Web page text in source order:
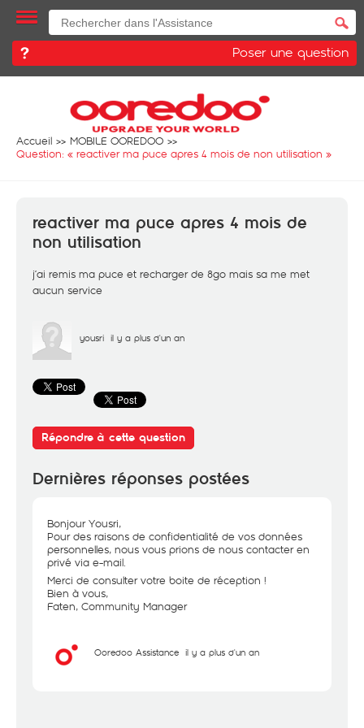
Poser une question
Accueil
MOBILE OOREDOO
Question: « reactiver ma puce apres 4 mois de non utilisation »
reactiver ma puce apres 4 mois de
non utilisation
j’ai remis ma puce et recharger de 8go mais sa me met
aucun service
yousri il y a plus d'un an
Répondre à cette question
Dernières réponses postées
Bonjour Yousri,
Pour des raisons de confidentialité de vos données
personnelles, nous vous prions de nous contacter en
privé via e-mail.
Merci de consulter votre boite de réception !
Bien à vous,
Faten, Community Manager
Ooredoo Assistance il y a plus d'un an